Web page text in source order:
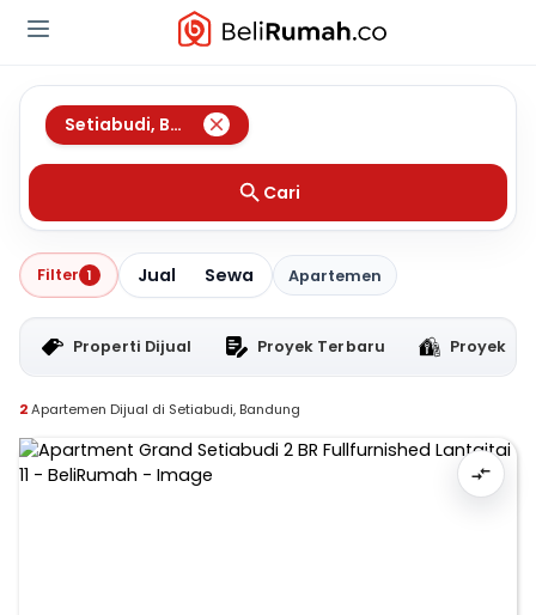
Setiabudi, Bandung
Cari
Filter 1 Jual Sewa Apartemen
Properti Dijual Proyek Terbaru Proyek
2Apartemen Dijual di Setiabudi, Bandung